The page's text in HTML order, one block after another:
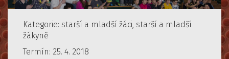
Kategorie: starší a mladší žáci, starší a mladší
žákyně
Termín: 25. 4. 2018